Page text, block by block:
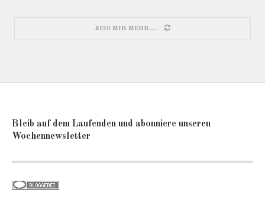
ZEIG MIR MEHR.....
Bleib auf dem Laufenden und abonniere unseren
Wochennewsletter